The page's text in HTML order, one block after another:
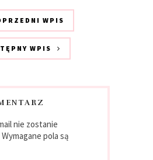
WPIS
WPIS
nie zostanie
Wymagane pola są